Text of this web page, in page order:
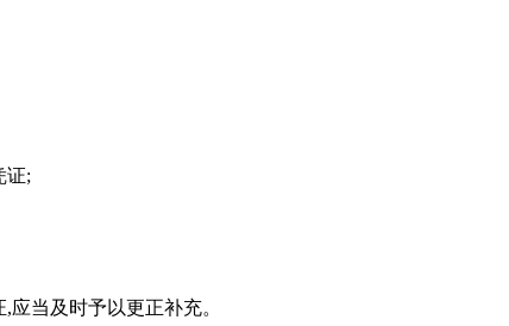
证;
当及时予以更正补充。